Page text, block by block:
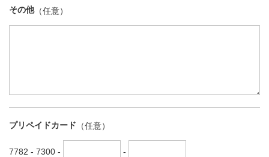
その他
プリペイドカード
7782 - 7300 - -